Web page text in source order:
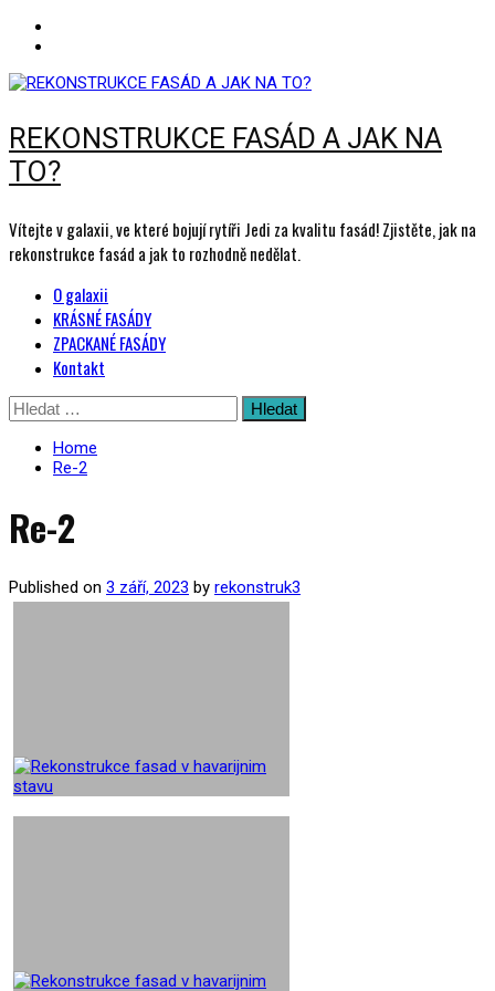
REKONSTRUKCE FASÁD A JAK NA
TO?
Vítejte v galaxii, ve které bojují rytíři Jedi za kvalitu fasád! Zjistěte, jak na
rekonstrukce fasád a jak to rozhodně nedělat.
PrimaryO galaxii
KRÁSNÉ FASÁDY
ZPACKANÉ FASÁDY
Kontakt
Skip
to
content
Vyhledávání
Home
Re-2
Re-2
Published on 3 září, 2023 by rekonstruk3